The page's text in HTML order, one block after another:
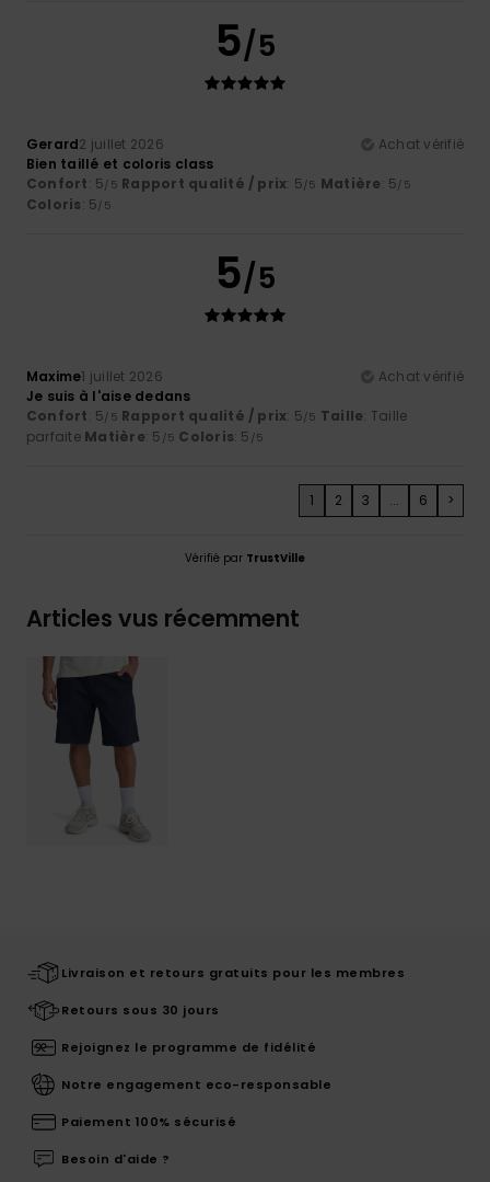
5/5
Gerard2 juillet 2026
Achat vérifié
Bien taillé et coloris class
Confort: 5/5 Rapport qualité / prix: 5/5 Matière: 5/5
Coloris: 5/5
5/5
Maxime1 juillet 2026
Achat vérifié
Je suis à l'aise dedans
Confort: 5/5 Rapport qualité / prix: 5/5 Taille: Taille
parfaite Matière: 5 /5 Coloris: 5 /5
1 2 3 ... 6 >
Vérifié par TrustVille
Articles vus récemment
Livraison et retours gratuits pour les membres
Retours sous 30 jours
Rejoignez le programme de fidélité
Notre engagement eco-responsable
Paiement 100% sécurisé
Besoin d'aide ?